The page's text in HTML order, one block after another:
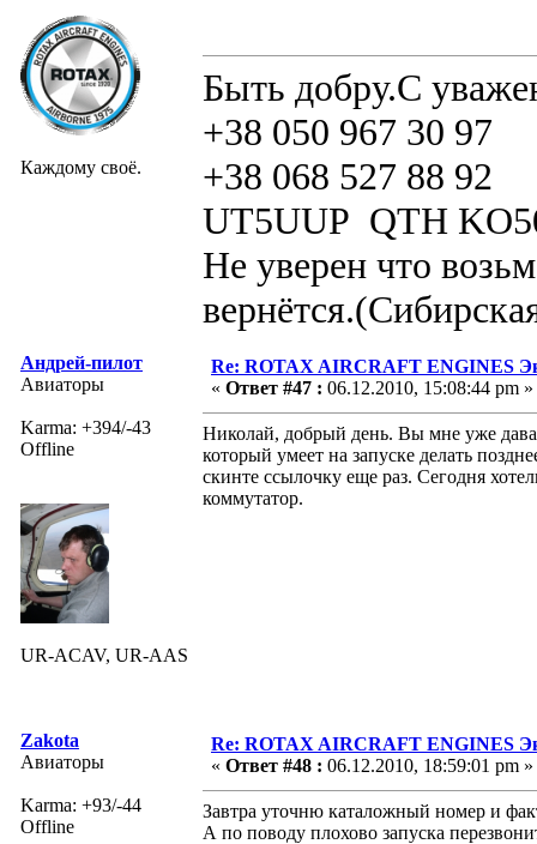
Каждому своё.
Быть добру.С
+38 050 967 30 97
+38 068 527 88 92
UT5UUP QTH
Не уверен что
Андрей-пилот
Авиаторы
Karma: +394/-43
Offline
UR-ACAV, UR-AAS
Re: ROTAX AIRCRAFT ENGINES
« Ответ #47 : 06.12.2010, 15:08:44 pm »
Николай, добрый день. Вы мне уже
который умеет на запуске делать
скинте ссылочку еще раз. Сегодня
коммутатор.
Zakota
Авиаторы
Karma: +93/-44
Offline
Re: ROTAX AIRCRAFT ENGINES
« Ответ #48 : 06.12.2010, 18:59:01 pm »
Завтра уточню каталожный номер и
А по поводу плохово запуска